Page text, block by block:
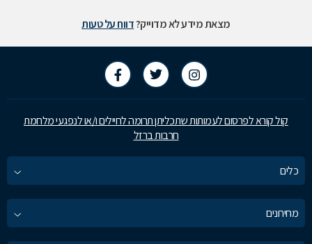
מצאת מידע לא מדוייק?דווח על טעות
קול קורא לפרסום לעמותות שתכליתן תרומה לחיילים ו/או לנפגעי מלחמת
חרבות ברזל
כלים
מחירונים